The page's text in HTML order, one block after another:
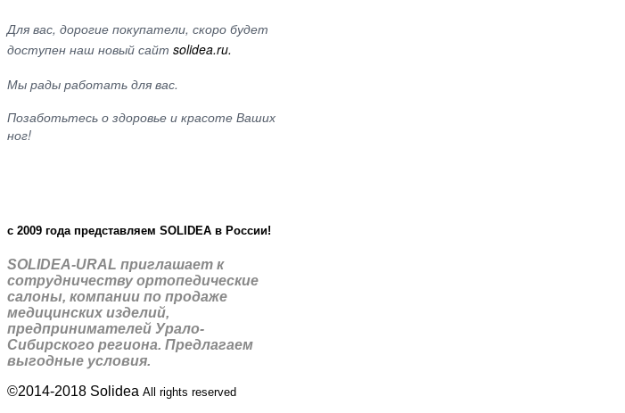
Для вас, дорогие покупатели, скоро будет
доступен наш новый сайт solidea.ru.
Мы рады работать для вас.
Позаботьтесь о здоровье и красоте Ваших
ног!
c 2009 года представляем SOLIDEA в России!
SOLIDEA-URAL приглашает к
сотрудничеству ортопедические
салоны, компании по продаже
медицинских изделий,
предпринимателей Урало-
Сибирского региона. Предлагаем
выгодные условия.
©2014-2018 Solidea All rights reserved